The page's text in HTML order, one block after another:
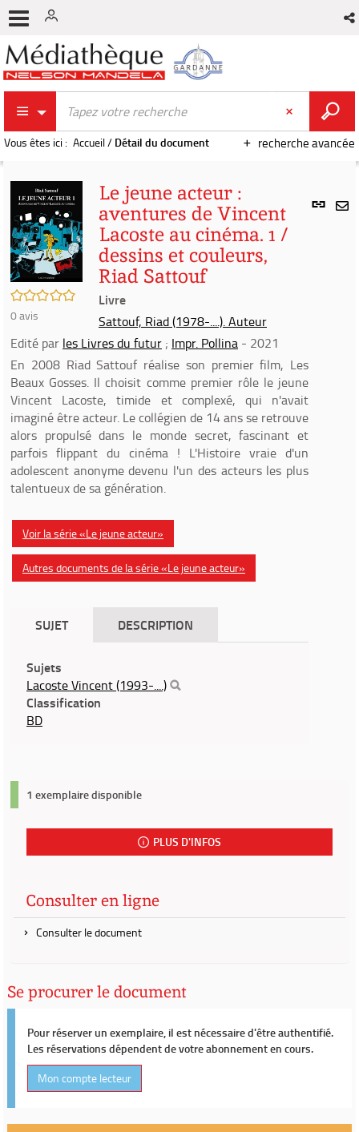
recherche avancée
Vous êtes ici : Accueil/ Détail du document
Lien
/5
0avis
Le jeune acteur :
aventures de Vincent
Lacoste au cinéma. 1 /
dessins et couleurs,
Riad Sattouf
Livre
Sattouf, Riad (1978-....). Auteur
Edité par les Livres du futur ; Impr. Pollina - 2021
En 2008 Riad Sattouf réalise son premier film, Les
Beaux Gosses. Il choisit comme premier rôle le jeune
Vincent Lacoste, timide et complexé, qui n'avait
imaginé être acteur. Le collégien de 14 ans se retrouve
alors propulsé dans le monde secret, fascinant et
parfois flippant du cinéma ! L'Histoire vraie d'un
adolescent anonyme devenu l'un des acteurs les plus
talentueux de sa génération.
Voir la série «Le jeune acteur»
Autres documents de la série «Le jeune acteur»
SUJET DESCRIPTION
Sujets
Lacoste Vincent (1993-....)
Classification
BD
1 exemplaire disponible
PLUS D'INFOS
Consulter en ligne
Consulter le document
Se procurer le document
Pour réserver un exemplaire, il est nécessaire d'être authentifié.
Les réservations dépendent de votre abonnement en cours.
Mon compte lecteur